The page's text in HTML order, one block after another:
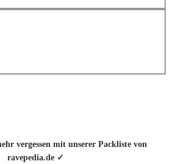
vergessen mit unserer Packliste von
ravepedia.de ✓